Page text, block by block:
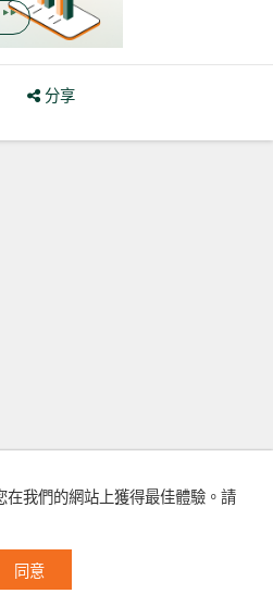
分享
我們的網站上獲得最佳體驗。請
同意